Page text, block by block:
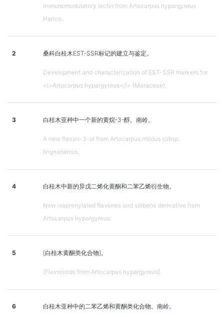
immunomodulatory lectin from Artocarpus hypargyreus
Hance.
2 桑科白桂木EST-SSR标记的建立与鉴定。
Development and characterization of EST-SSR markers for
<i>Artocarpus hypargyreus</i> (Moraceae).
3 白桂木亚种中一个新的黄烷-3-醇。南岭。
A new flavan-3-ol from Artocarpus nitidus subsp.
lingnanensis.
4 白桂木中新的异戊二烯化黄酮和二苯乙烯衍生物。
New isoprenylated flavones and stilbene derivative from
Artocarpus hypargyreus.
5 [白桂木黄酮类化合物]。
[Flavonoids from Artocarpus hypargyreus].
6 白桂木亚种中的二苯乙烯和黄酮类化合物。南岭。